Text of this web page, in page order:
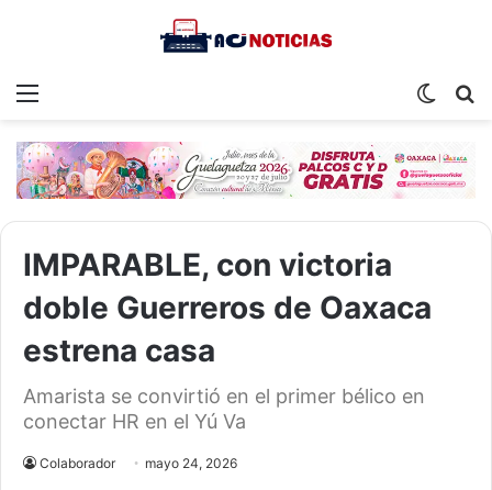
Menu
Switch
IMPARABLE, con victoria
doble Guerreros de Oaxaca
estrena casa
Amarista se convirtió en el primer bélico en
conectar HR en el Yú Va
Colaborador mayo 24, 2026